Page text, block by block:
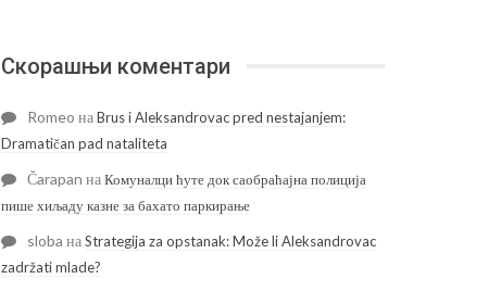
Скорашњи коментари
Romeo наBrus i Aleksandrovac pred nestajanjem:
Dramatičan pad nataliteta
Čarapan наКомуналци ћуте док саобраћајна полиција
пише хиљаду казне за бахато паркирање
sloba наStrategija za opstanak: Može li Aleksandrovac
zadržati mlade?